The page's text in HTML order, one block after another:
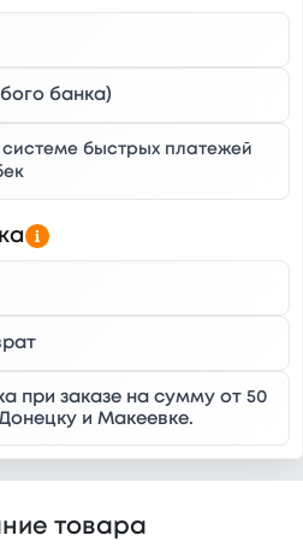
банка)
быстрых платежей
при заказе на сумму от 50
и Макеевке.
товара